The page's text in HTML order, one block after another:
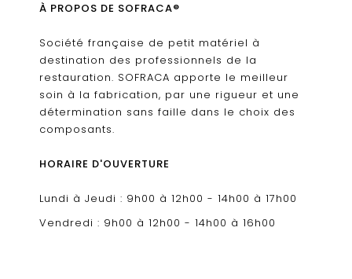
À PROPOS DE SOFRACA®
Société française de petit matériel à
destination des professionnels de la
restauration. SOFRACA apporte le meilleur
soin à la fabrication, par une rigueur et une
détermination sans faille dans le choix des
composants.
HORAIRE D'OUVERTURE
Lundi à Jeudi : 9h00 à 12h00 - 14h00 à 17h00
Vendredi : 9h00 à 12h00 - 14h00 à 16h00